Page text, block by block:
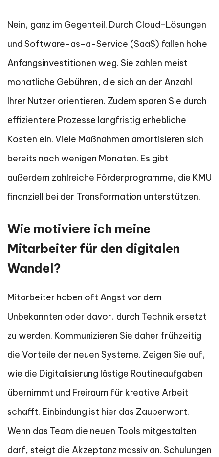
Nein, ganz im Gegenteil. Durch Cloud-Lösungen
und Software-as-a-Service (SaaS) fallen hohe
Anfangsinvestitionen weg. Sie zahlen meist
monatliche Gebühren, die sich an der Anzahl
Ihrer Nutzer orientieren. Zudem sparen Sie durch
effizientere Prozesse langfristig erhebliche
Kosten ein. Viele Maßnahmen amortisieren sich
bereits nach wenigen Monaten. Es gibt
außerdem zahlreiche Förderprogramme, die KMU
finanziell bei der Transformation unterstützen.
Wie motiviere ich meine
Mitarbeiter für den digitalen
Wandel?
Mitarbeiter haben oft Angst vor dem
Unbekannten oder davor, durch Technik ersetzt
zu werden. Kommunizieren Sie daher frühzeitig
die Vorteile der neuen Systeme. Zeigen Sie auf,
wie die Digitalisierung lästige Routineaufgaben
übernimmt und Freiraum für kreative Arbeit
schafft. Einbindung ist hier das Zauberwort.
Wenn das Team die neuen Tools mitgestalten
darf, steigt die Akzeptanz massiv an. Schulungen